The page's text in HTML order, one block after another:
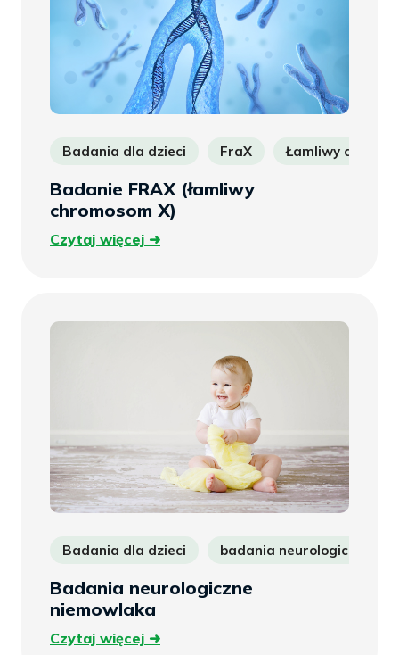
Badania dla dzieci FraX Łamliwy
Badanie FRAX (łamliwy
chromosom X)
Czytaj więcejCzytaj
Badania dla dzieci badania neurologiczne
Badania neurologiczne
niemowlaka
Czytaj więcejCzytaj